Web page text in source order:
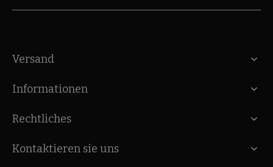
Versand
Informationen
Rechtliches
Kontaktieren sie uns